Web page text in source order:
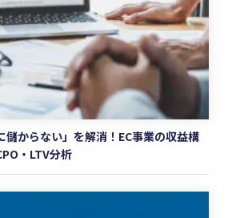
儲からない」を解消！EC事業の収益構
・LTV分析